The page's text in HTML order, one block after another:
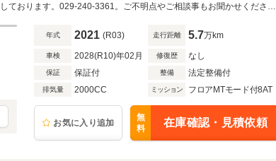
ート ハンドルヒーター 電動リアゲート 純
ーム 禁煙車
お車の車両状態（装備内容）は店舗までお電話お待ちしております。029-240-3361。ご不明点やご相談事もお聞かせください。全国納車対応可能、各種ロ-ンプランもご用意しております。
年式 2021 (R03) 走行距離 5.7万km
車検 2028(R10)年02月 修復歴 なし
保証 保証付 整備 法定整備付
排気量 2000CC ミッション フロアMTモード付8AT
お気に入り追加
無
料
在庫確認・見積依頼